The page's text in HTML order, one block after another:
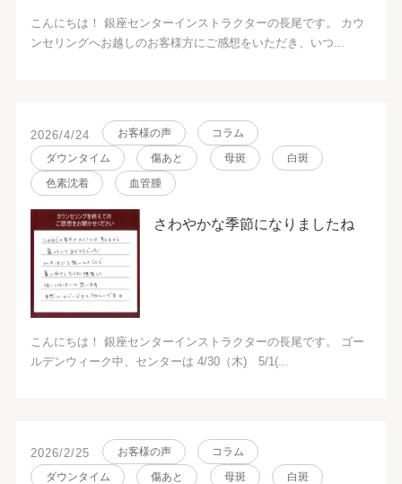
こんにちは！ 銀座センターインストラクターの長尾です。 カウ
ンセリングへお越しのお客様方にご感想をいただき、いつ...
2026/4/24 お客様の声
コラム
ダウンタイム
傷あと 母斑
白斑
色素沈着
血管腫
さわやかな季節になりましたね
こんにちは！ 銀座センターインストラクターの長尾です。 ゴー
ルデンウィーク中、センターは 4/30（木) 5/1(...
2026/2/25 お客様の声
コラム
ダウンタイム
傷あと 母斑
白斑